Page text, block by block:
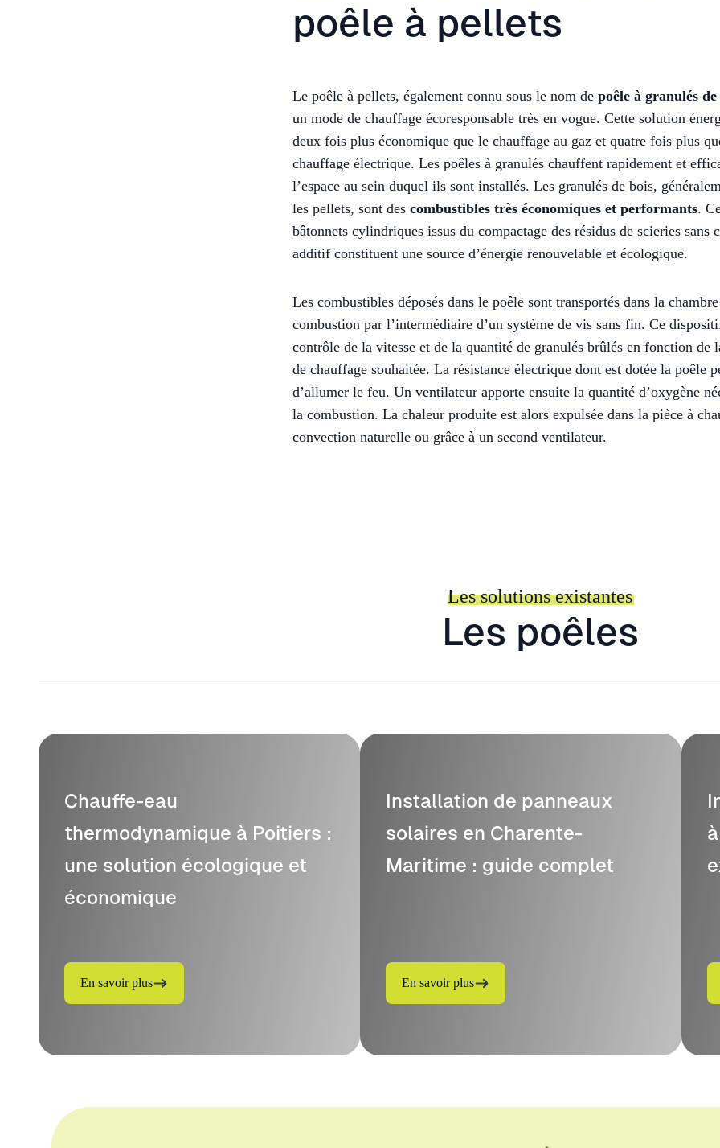
poêle à pellets
Le poêle à pellets, également connu sous le nom de poêle à granulés
un mode de chauffage écoresponsable très en vogue. Cette solution
deux fois plus économique que le chauffage au gaz et quatre fois plus
chauffage électrique. Les poêles à granulés chauffent rapidement et
l’espace au sein duquel ils sont installés. Les granulés de bois,
les pellets, sont des combustibles très économiques et performants.
bâtonnets cylindriques issus du compactage des résidus de scieries sans
additif constituent une source d’énergie renouvelable et écologique.
Les combustibles déposés dans le poêle sont transportés dans la
combustion par l’intermédiaire d’un système de vis sans fin. Ce
contrôle de la vitesse et de la quantité de granulés brûlés en fonction de
de chauffage souhaitée. La résistance électrique dont est dotée la poêle
d’allumer le feu. Un ventilateur apporte ensuite la quantité d’oxygène
la combustion. La chaleur produite est alors expulsée dans la pièce à
convection naturelle ou grâce à un second ventilateur.
Les solutions existantes
Les poêles
Chauffe-eau
thermodynamique à Poitiers :
une solution écologique et
économique
En savoir plus
Installation de panneaux
solaires en Charente-
Maritime : guide complet
En savoir plus